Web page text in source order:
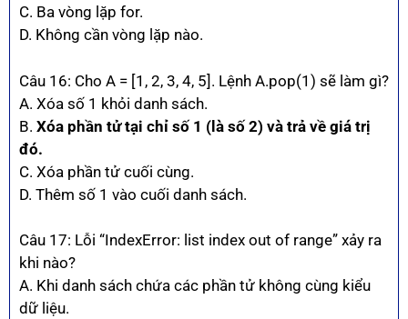
C. Ba vòng lặp for.
D. Không cần vòng lặp nào.
Câu 16: Cho A = [1, 2, 3, 4, 5]. Lệnh A.pop(1) sẽ làm gì?
A. Xóa số 1 khỏi danh sách.
B. Xóa phần tử tại chỉ số 1 (là số 2) và trả về giá trị
đó.
C. Xóa phần tử cuối cùng.
D. Thêm số 1 vào cuối danh sách.
Câu 17: Lỗi “IndexError: list index out of range” xảy ra
khi nào?
A. Khi danh sách chứa các phần tử không cùng kiểu
dữ liệu.